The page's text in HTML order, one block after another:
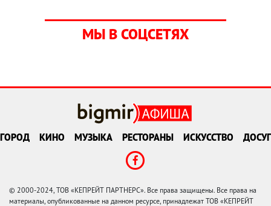
МЫ В СОЦСЕТЯХ
ГОРОД КИНО МУЗЫКА РЕСТОРАНЫ ИСКУССТВО ДОСУГ
© 2000-2024, ТОВ «КЕПРЕЙТ ПАРТНЕРС». Все права защищены. Все права на
материалы, опубликованные на данном ресурсе, принадлежат ТОВ «КЕПРЕЙТ